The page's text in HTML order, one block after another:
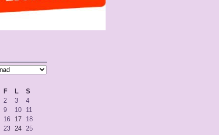
F L
S
2 3
4
9 10
11
16 17
18
23 24 25